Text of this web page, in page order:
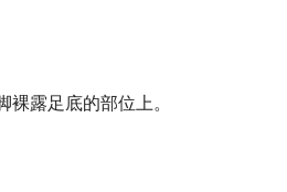
露足底的部位上。